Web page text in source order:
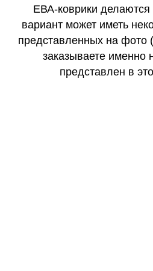
ЕВА-коврики
вариант может иметь
представленных на фото
заказываете именно
представлен в